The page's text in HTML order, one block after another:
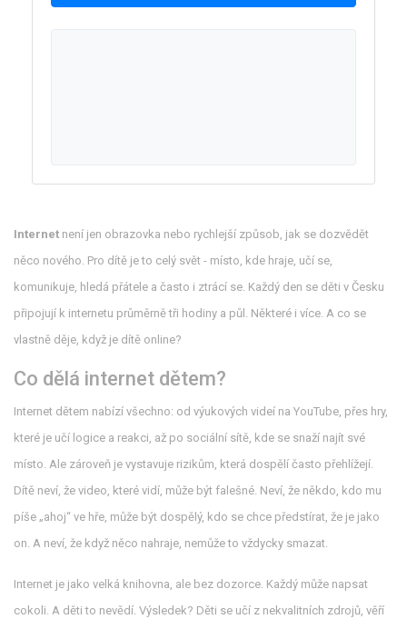
Internet není jen obrazovka nebo rychlejší způsob, jak se dozvědět
něco nového. Pro dítě je to celý svět - místo, kde hraje, učí se,
komunikuje, hledá přátele a často i ztrácí se. Každý den se děti v Česku
připojují k internetu průměrně tři hodiny a půl. Některé i více. A co se
vlastně děje, když je dítě online?
Co dělá internet dětem?
Internet dětem nabízí všechno: od výukových videí na YouTube, přes hry,
které je učí logice a reakci, až po sociální sítě, kde se snaží najít své
místo. Ale zároveň je vystavuje rizikům, která dospělí často přehlížejí.
Dítě neví, že video, které vidí, může být falešné. Neví, že někdo, kdo mu
píše „ahoj“ ve hře, může být dospělý, kdo se chce předstírat, že je jako
on. A neví, že když něco nahraje, nemůže to vždycky smazat.
Internet je jako velká knihovna, ale bez dozorce. Každý může napsat
cokoli. A děti to nevědí. Výsledek? Děti se učí z nekvalitních zdrojů, věří